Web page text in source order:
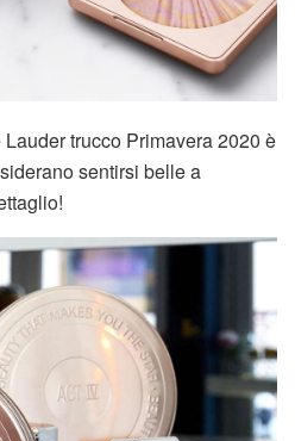
trucco Primavera 2020 è
sentirsi belle a